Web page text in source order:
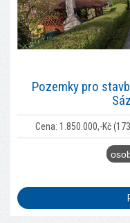
Pozemky pro
Cena: 1.850.000,-Kč